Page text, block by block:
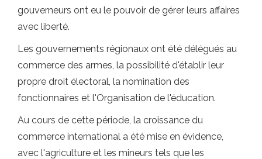
gouverneurs ont eu le pouvoir de gérer leurs affaires
avec liberté.
Les gouvernements régionaux ont été délégués au
commerce des armes, la possibilité d'établir leur
propre droit électoral, la nomination des
fonctionnaires et l'Organisation de l'éducation.
Au cours de cette période, la croissance du
commerce international a été mise en évidence,
avec l'agriculture et les mineurs tels que les